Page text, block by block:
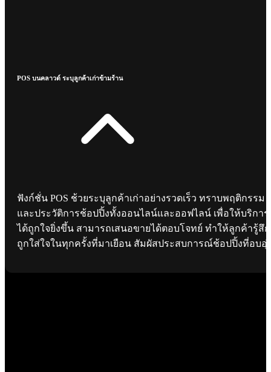
POS บนคลาวด์ ระบุลูกค้าเก่าข้ามร้าน
ฟังก์ชั่น POS ช้วยระบุลูกค้าเก่าอย่างรวดเร็ว ทราบพฤติกรรม
และประวัติการช้อปปิ้งทั้งออนไลน์และออฟไลน์ เพื่อให้บริการ
ได้ถูกใจยิ่งขึ้น สามารถเสนอขายได้ตอบโจทย์ ทำให้ลูกค้ารู้สึก
ถูกใส่ใจในทุกครั้งที่มาเยือน สัมผัสประสบการณ์ช้อปปิ้งที่อบอุ่